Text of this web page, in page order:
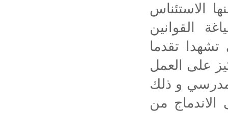
الاستئناس
القوانين
تشهدا تقدما
على العمل
و ذلك
من